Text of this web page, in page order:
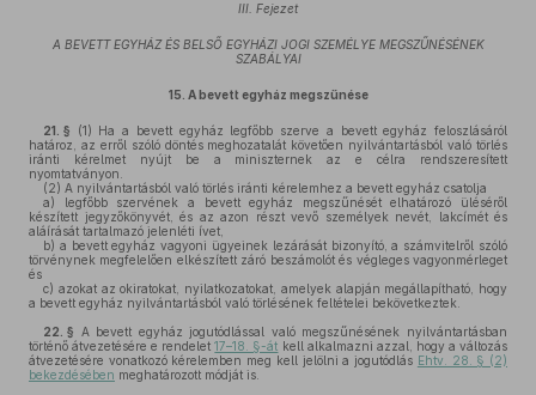
III. Fejezet
A BEVETT EGYHÁZ ÉS BELSŐ EGYHÁZI JOGI SZEMÉLYE MEGSZŰNÉSÉNEK
SZABÁLYAI
15. A bevett egyház megszűnése
21. § (1) Ha a bevett egyház legfőbb szerve a bevett egyház feloszlásáról
határoz, az erről szóló döntés meghozatalát követően nyilvántartásból való törlés
iránti kérelmet nyújt be a miniszternek az e célra rendszeresített
nyomtatványon.
(2) A nyilvántartásból való törlés iránti kérelemhez a bevett egyház csatolja
a) legfőbb szervének a bevett egyház megszűnését elhatározó üléséről
készített jegyzőkönyvét, és az azon részt vevő személyek nevét, lakcímét és
aláírását tartalmazó jelenléti ívet,
b) a bevett egyház vagyoni ügyeinek lezárását bizonyító, a számvitelről szóló
törvénynek megfelelően elkészített záró beszámolót és végleges vagyonmérleget
és
c) azokat az okiratokat, nyilatkozatokat, amelyek alapján megállapítható, hogy
a bevett egyház nyilvántartásból való törlésének feltételei bekövetkeztek.
22. § A bevett egyház jogutódlással való megszűnésének nyilvántartásban
történő átvezetésére e rendelet17–18. §-át kell alkalmazni azzal, hogy a változás
átvezetésére vonatkozó kérelemben meg kell jelölni a jogutódlás Ehtv. 28. § (2)
bekezdésében meghatározott módját is.